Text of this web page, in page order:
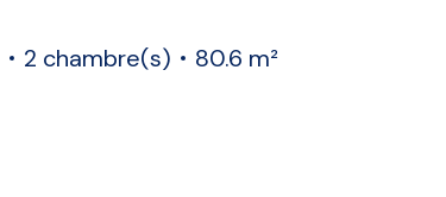
2 chambre(s)
80.6 m²